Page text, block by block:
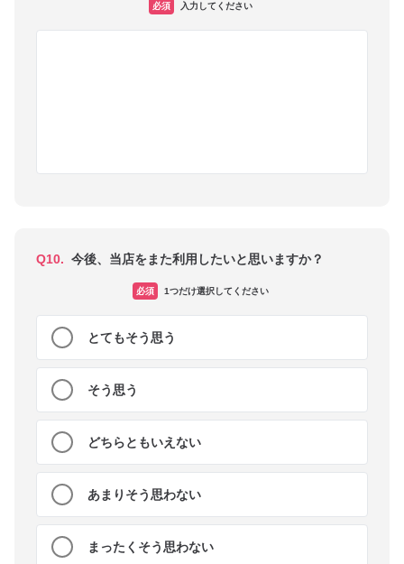
必須 入力してください
Q10. 今後、当店をまた利用したいと思いますか？
必須 1つだけ選択してください
とてもそう思う
そう思う
どちらともいえない
あまりそう思わない
まったくそう思わない